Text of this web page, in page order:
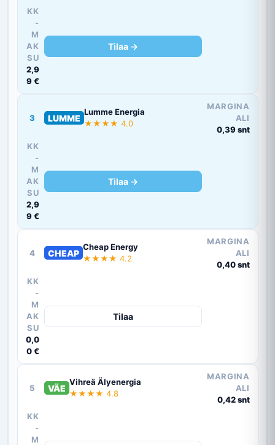
KK
-
M
AK
SU
2,9
9 €
Tilaa →
3 LUMME
Lumme Energia
★★★★ 4.0
MARGINA
ALI
0,39 snt
KK
-
M
AK
SU
2,9
9 €
Tilaa →
4 CHEAP
Cheap Energy
★★★★ 4.2
MARGINA
ALI
0,40 snt
KK
-
M
AK
SU
0,0
0 €
Tilaa
5 VÄE
Vihreä Älyenergia
★★★★ 4.8
MARGINA
ALI
0,42 snt
KK
-
M